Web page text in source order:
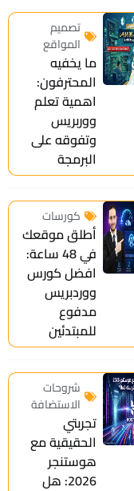
تصميم
المواقع
ما يخفيه
المحترفون:
اهمية تعلم
ووربريس
وتفوقه على
البرمجة
كورسات
أطلق موقعك
في 48 ساعة:
افضل كورس
ووردبريس
مدفوع
للمبتدئين
شروحات
الاستضافة
تجربتي
الحقيقية مع
هوستنجر
2026: هل